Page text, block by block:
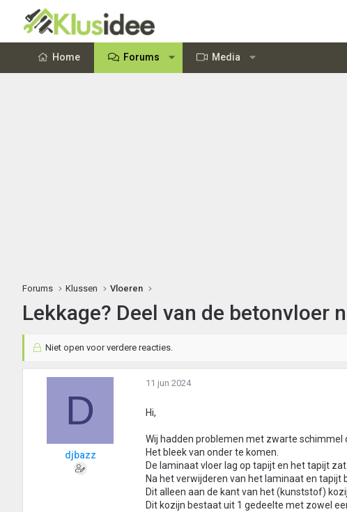
Home Forums Media
Forums Klussen Vloeren
Lekkage? Deel van de betonvloer
Niet open voor verdere reacties.
D
djbazz
11 jun 2024
Hi,
Wij hadden problemen met zwarte schimmel
Het bleek van onder te komen.
De laminaat vloer lag op tapijt en het tapijt
Na het verwijderen van het laminaat en tapijt
Dit alleen aan de kant van het (kunststof)
Dit kozijn bestaat uit 1 gedeelte met zowel